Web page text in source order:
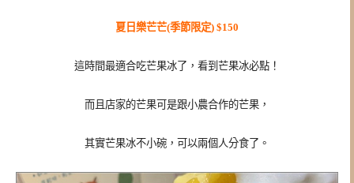
夏日樂芒芒(季節限定) $150
這時間最適合吃芒果冰了，看到芒果冰必點！
而且店家的芒果可是跟小農合作的芒果，
其實芒果冰不小碗，可以兩個人分食了。